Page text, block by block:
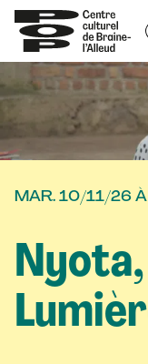
Aller
au
contenu
MAR. 10/11/26